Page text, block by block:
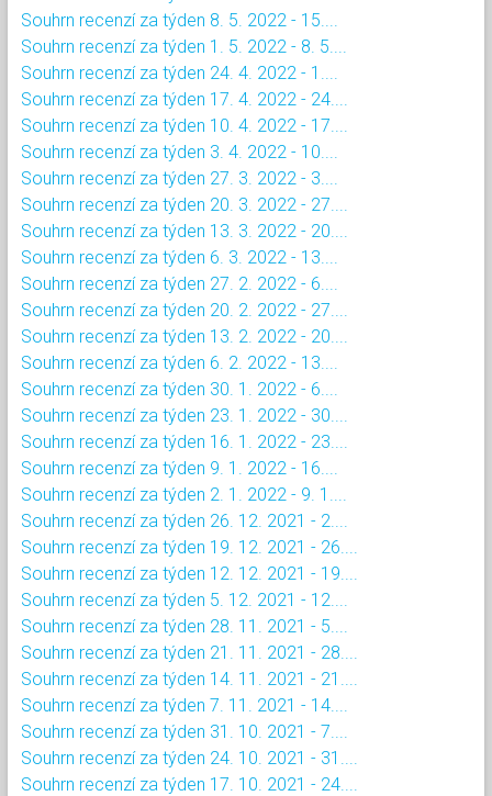
Souhrn recenzí za týden 8. 5. 2022 - 15....
Souhrn recenzí za týden 1. 5. 2022 - 8. 5....
Souhrn recenzí za týden 24. 4. 2022 - 1....
Souhrn recenzí za týden 17. 4. 2022 - 24....
Souhrn recenzí za týden 10. 4. 2022 - 17....
Souhrn recenzí za týden 3. 4. 2022 - 10....
Souhrn recenzí za týden 27. 3. 2022 - 3....
Souhrn recenzí za týden 20. 3. 2022 - 27....
Souhrn recenzí za týden 13. 3. 2022 - 20....
Souhrn recenzí za týden 6. 3. 2022 - 13....
Souhrn recenzí za týden 27. 2. 2022 - 6....
Souhrn recenzí za týden 20. 2. 2022 - 27....
Souhrn recenzí za týden 13. 2. 2022 - 20....
Souhrn recenzí za týden 6. 2. 2022 - 13....
Souhrn recenzí za týden 30. 1. 2022 - 6....
Souhrn recenzí za týden 23. 1. 2022 - 30....
Souhrn recenzí za týden 16. 1. 2022 - 23....
Souhrn recenzí za týden 9. 1. 2022 - 16....
Souhrn recenzí za týden 2. 1. 2022 - 9. 1....
Souhrn recenzí za týden 26. 12. 2021 - 2....
Souhrn recenzí za týden 19. 12. 2021 - 26....
Souhrn recenzí za týden 12. 12. 2021 - 19....
Souhrn recenzí za týden 5. 12. 2021 - 12....
Souhrn recenzí za týden 28. 11. 2021 - 5....
Souhrn recenzí za týden 21. 11. 2021 - 28....
Souhrn recenzí za týden 14. 11. 2021 - 21....
Souhrn recenzí za týden 7. 11. 2021 - 14....
Souhrn recenzí za týden 31. 10. 2021 - 7....
Souhrn recenzí za týden 24. 10. 2021 - 31....
Souhrn recenzí za týden 17. 10. 2021 - 24....